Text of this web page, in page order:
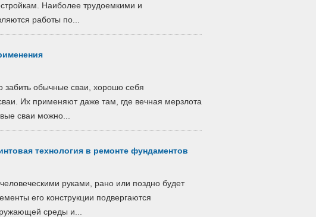
Наиболее трудоемкими и
работы по...
забить обычные сваи, хорошо себя
Их применяют даже там, где вечная мерзлота
сваи можно...
технология в ремонте фундаментов
руками, рано или поздно будет
его конструкции подвергаются
среды и...